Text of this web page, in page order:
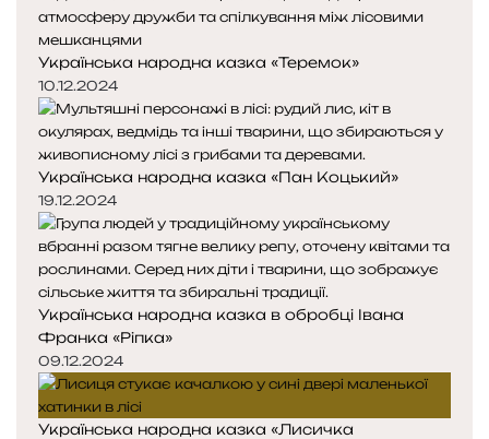
Українська народна казка «Теремок»
10.12.2024
Українська народна казка «Пан Коцький»
19.12.2024
Українська народна казка в обробці Івана
Франка «Ріпка»
09.12.2024
Українська народна казка «Лисичка